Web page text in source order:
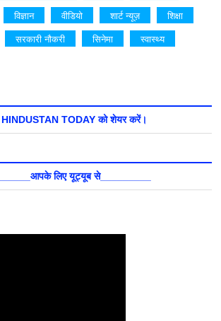
विज्ञान वीडियो शार्ट न्यूज़
शिक्षा
सरकारी नौकरी सिनेमा
स्वास्थ्य
TODAY को शेयर करें।
लिए यूट्यूब से_________